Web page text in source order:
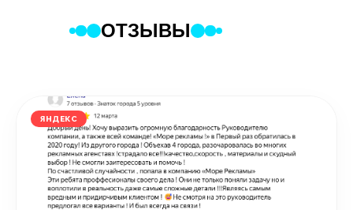
ОТЗЫВЫ
ЯНДЕКС